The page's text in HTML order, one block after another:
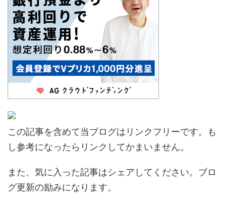
この記事を含めて当ブログはリンクフリーです。も
し参考になったらリンクしてかまいません。
また、気に入った記事はシェアしてください。ブロ
グ更新の励みになります。